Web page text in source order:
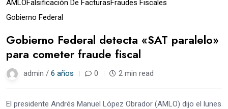
AMLOFalsificación De FacturasFraudes Fiscales
Gobierno Federal
Gobierno Federal detecta «SAT paralelo»
para cometer fraude fiscal
admin / 6 años 0 2 min read
El presidente Andrés Manuel López Obrador (AMLO) dijo el lunes